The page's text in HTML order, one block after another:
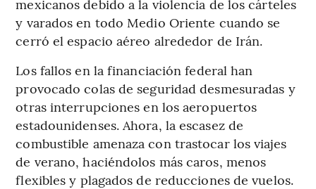
mexicanos debido a la violencia de los cárteles
y varados en todo Medio Oriente cuando se
cerró el espacio aéreo alrededor de Irán.
Los fallos en la financiación federal han
provocado colas de seguridad desmesuradas y
otras interrupciones en los aeropuertos
estadounidenses. Ahora, la escasez de
combustible amenaza con trastocar los viajes
de verano, haciéndolos más caros, menos
flexibles y plagados de reducciones de vuelos.